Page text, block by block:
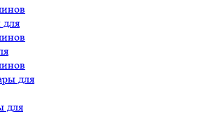
для